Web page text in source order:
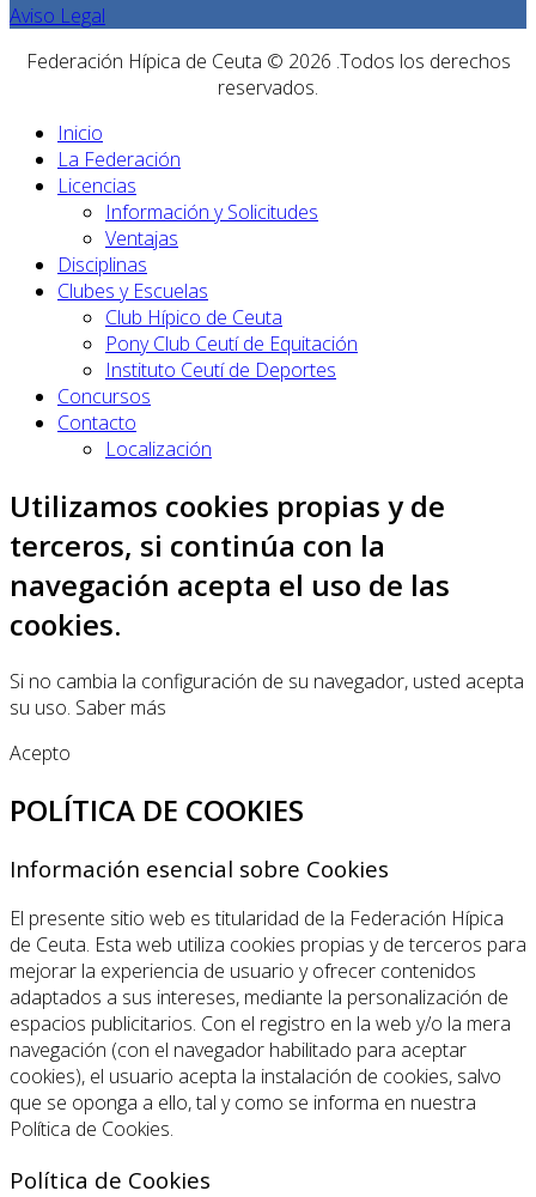
Aviso Legal
Federación Hípica de Ceuta © 2026 .Todos los derechos
reservados.
Inicio
La Federación
Licencias
Información y Solicitudes
Ventajas
Disciplinas
Clubes y Escuelas
Club Hípico de Ceuta
Pony Club Ceutí de Equitación
Instituto Ceutí de Deportes
Concursos
Contacto
Localización
Utilizamos cookies propias y de
terceros, si continúa con la
navegación acepta el uso de las
cookies.
Si no cambia la configuración de su navegador, usted acepta
su uso. Saber más
Acepto
POLÍTICA DE COOKIES
Información esencial sobre Cookies
El presente sitio web es titularidad de la Federación Hípica
de Ceuta. Esta web utiliza cookies propias y de terceros para
mejorar la experiencia de usuario y ofrecer contenidos
adaptados a sus intereses, mediante la personalización de
espacios publicitarios. Con el registro en la web y/o la mera
navegación (con el navegador habilitado para aceptar
cookies), el usuario acepta la instalación de cookies, salvo
que se oponga a ello, tal y como se informa en nuestra
Política de Cookies.
Política de Cookies